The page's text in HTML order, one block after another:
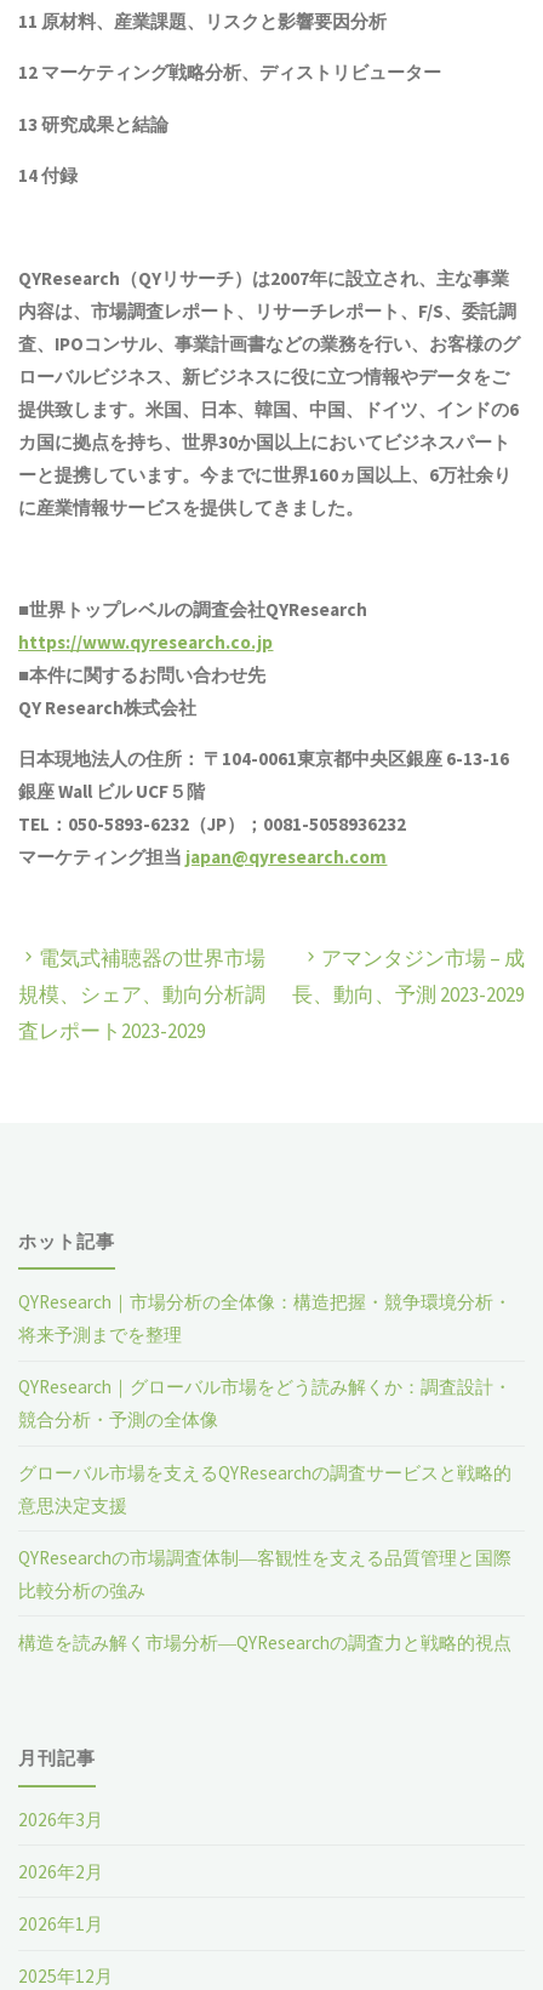
11 原材料、産業課題、リスクと影響要因分析
12 マーケティング戦略分析、ディストリビューター
13 研究成果と結論
14 付録
QYResearch（QYリサーチ）は2007年に設立され、主な事業
内容は、市場調査レポート、リサーチレポート、F/S、委託調
査、IPOコンサル、事業計画書などの業務を行い、お客様のグ
ローバルビジネス、新ビジネスに役に立つ情報やデータをご
提供致します。米国、日本、韓国、中国、ドイツ、 インドの6
カ国に拠点を持ち、世界30か国以上においてビジネスパート
ーと提携しています。今までに世界160ヵ国以上、6万社余り
に産業情報サービスを提供してきました。
■世界トップレベルの調査会社QYResearch
https://www.qyresearch.co.jp
■本件に関するお問い合わせ先
QY Research株式会社
日本現地法人の住所： 〒104-0061東京都中央区銀座 6-13-16
銀座 Wall ビル UCF５階
TEL：050-5893-6232（JP）；0081-5058936232
マーケティング担当 japan@qyresearch.com
電気式補聴器の世界市場
規模、シェア、動向分析調
査レポート2023-2029
アマンタジン市場 – 成
長、動向、予測 2023-2029
ホット記事
QYResearch｜市場分析の全体像：構造把握・競争環境分析・
将来予測までを整理
QYResearch｜グローバル市場をどう読み解くか：調査設計・
競合分析・予測の全体像
グローバル市場を支えるQYResearchの調査サービスと戦略的
意思決定支援
QYResearchの市場調査体制―客観性を支える品質管理と国際
比較分析の強み
構造を読み解く市場分析―QYResearchの調査力と戦略的視点
月刊記事
2026年3月
2026年2月
2026年1月
2025年12月